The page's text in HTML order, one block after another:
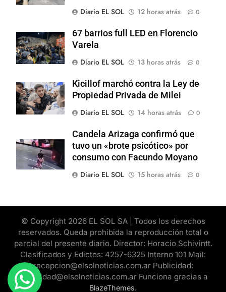
Diario EL SOL
12 horas atrás 0
67 barrios full LED en Florencio
Varela
Diario EL SOL
13 horas atrás 0
Kicillof marchó contra la Ley de
Propiedad Privada de Milei
Diario EL SOL
14 horas atrás 0
Candela Arizaga confirmó que
tuvo un «brote psicótico» por
consumo con Facundo Moyano
Diario EL SOL
15 horas atrás 0
© Copyright 2026 EL SOL SA | Todos los derechos
reservados. Queda prohibida la reproducción total o
parcial del presente diario. Director: Horacio Schivintt.
Clasificados y Edictos: 4257-6325 Interno 101 Mail:
recepcion@elsolnoticias.com.ar Publicidad:
publicidad@elsolnoticias.com.ar Funciona gracias a
BlazeThemes.